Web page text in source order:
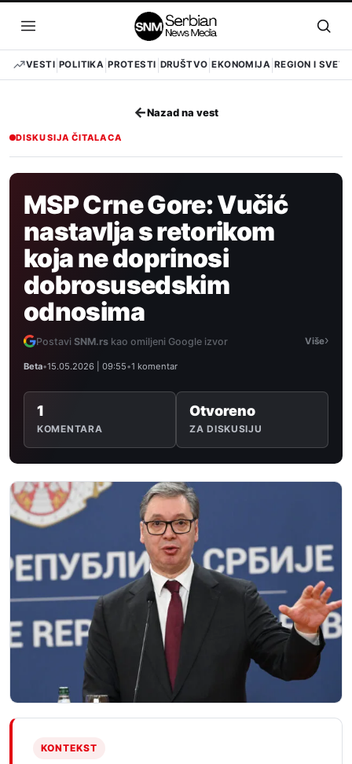
sadržaj
Otvori
meni
VESTI POLITIKA PROTESTI DRUŠTVO EKONOMIJA REGION I SVET
←Nazad na vest
DISKUSIJA ČITALACA
MSP Crne Gore: Vučić
nastavlja s retorikom
koja ne doprinosi
dobrosusedskim
odnosima
Postavi SNM.rs kao omiljeni Google izvor Više›
Beta•15.05.2026 | 09:55•1 komentar
1
KOMENTARA
Otvoreno
ZA DISKUSIJU
KONTEKST